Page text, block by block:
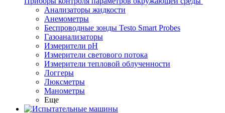
Анализаторы жидкости
Анемометры
Беспроводные зонды Testo Smart Probes
Газоанализаторы
Измерители pH
Измерители светового потока
Измерители тепловой облученности
Логгеры
Люксметры
Манометры
Еще